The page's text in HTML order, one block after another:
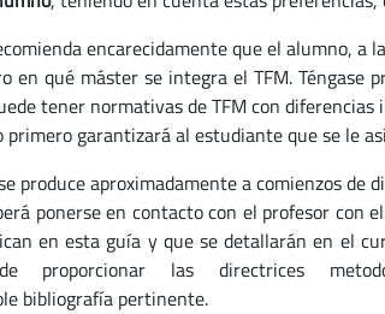
encarecidamente que el alumno, a
en qué máster se integra el TFM. Téngase
tener normativas de TFM con
primero garantizará al estudiante que se le
produce aproximadamente a comienzos de
ponerse en contacto con el profesor con
en esta guía y que se detallarán en el
proporcionar las directrices
bibliografía pertinente.